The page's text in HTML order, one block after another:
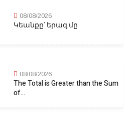
08/08/2026
Կեանքը՝ երազ մը
08/08/2026
The Total is Greater than the Sum
of...